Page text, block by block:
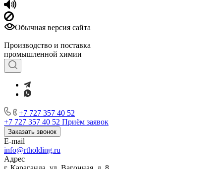
Обычная версия сайта
Производство и поставка
промышленной химии
+7 727 357 40 52
+7 727 357 40 52 Приём заявок
Заказать звонок
E-mail
info@rtholding.ru
Адрес